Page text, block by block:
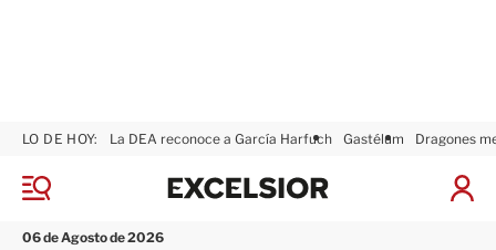
M
n
06 de Agosto de 2026
LO DE HOY: La DEA reconoce a García Harfuch Gastélum Dragones
I
x